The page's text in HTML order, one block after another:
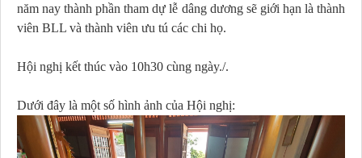
năm nay thành phần tham dự lễ dâng dương sẽ giới hạn là thành
viên BLL và thành viên ưu tú các chi họ.
Hội nghị kết thúc vào 10h30 cùng ngày./.
Dưới đây là một số hình ảnh của Hội nghị: